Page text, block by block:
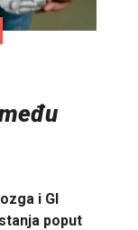
i GI
poput